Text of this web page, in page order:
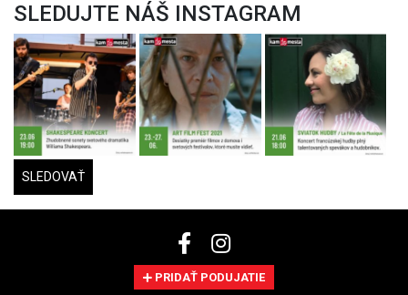
SLEDUJTE NÁŠ INSTAGRAM
SLEDOVAŤ
PRIDAŤ PODUJATIE